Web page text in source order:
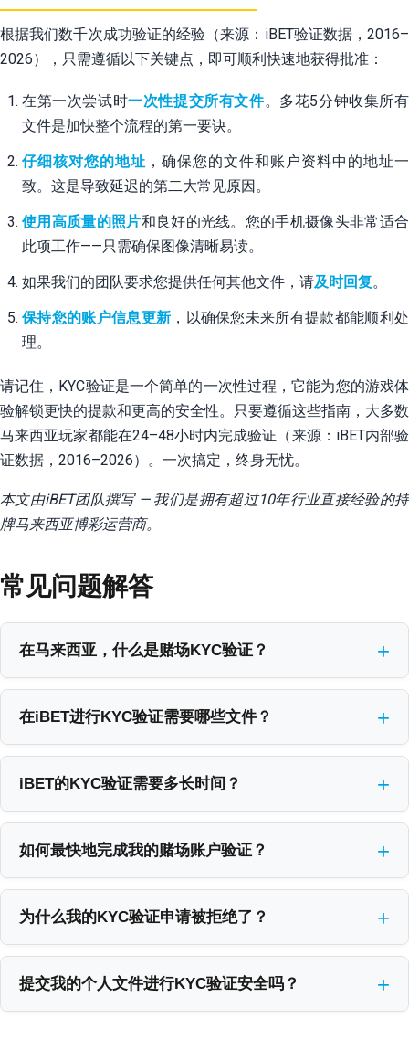
根据我们数千次成功验证的经验（来源：iBET验证数据，2016–
2026），只需遵循以下关键点，即可顺利快速地获得批准：
在第一次尝试时一次性提交所有文件。多花5分钟收集所有
文件是加快整个流程的第一要诀。
仔细核对您的地址 ，确保您的文件和账户资料中的地址一
致。这是导致延迟的第二大常见原因。
使用高质量的照片和良好的光线。您的手机摄像头非常适合
此项工作——只需确保图像清晰易读。
如果我们的团队要求您提供任何其他文件，请及时回复。
保持您的账户信息更新 ，以确保您未来所有提款都能顺利处
理。
请记住，KYC验证是一个简单的一次性过程，它能为您的游戏体
验解锁更快的提款和更高的安全性。只要遵循这些指南，大多数
马来西亚玩家都能在24–48小时内完成验证（来源：iBET内部验
证数据，2016–2026）。一次搞定，终身无忧。
本文由iBET团队撰写 — 我们是拥有超过10年行业直接经验的持
牌马来西亚博彩运营商。
常见问题解答
在马来西亚，什么是赌场KYC验证？
赌场KYC（了解您的客户）是法律规定的一次性身份验证流程，旨
在防止欺诈并保护您的账户安全。我们进行此项检查是为了确认您
iBET，此流程是根据我们的马耳他博彩管理局许可证
（MGA/B2C/748/2019）强制执行的。根据我们的经验，完成KYC是
在iBET进行KYC验证需要哪些文件？
在iBET进行KYC验证通常需要3份文件：一份有效的带照片身份证
件、一份近期的地址证明以及一份用于财务验证的银行结单。您的
址，而银行结单则确保我们将提款发送至您本人的账户。请注意，
地址证明文件必须是最近3个月内的才有效。我们发现，提前备齐这
iBET的KYC验证需要多长时间？
iBET的KYC验证通常在工作日的24至48小时内完成。我们的团队会
在办公时间（周一至周五，上午9点至下午6点，GMT+8）按顺序审
尝试时就能通过验证，通常在一个工作日内完成。为了最快获得批
准，我们建议您在工作日下午6点前一次性提交所有文件。
如何最快地完成我的赌场账户验证？
最快的验证方法是在工作时间内，一次性提交所有必需文件的清
晰、高质量照片。请确保您的身份证件和地址证明未过期，并且地
量差是导致验证被拒的首要原因，占所有拒绝案例的34%。我们的
专业建议是：将文件放在深色平坦的桌面上，在自然光下从正上方
为什么我的KYC验证申请被拒绝了？
KYC验证被拒绝最常见的原因是图像质量差、文件地址与个人资料
不符，或提交了过期的文件。如果您的申请被拒绝，我们会通过电
提交我的个人文件进行KYC验证安全吗？